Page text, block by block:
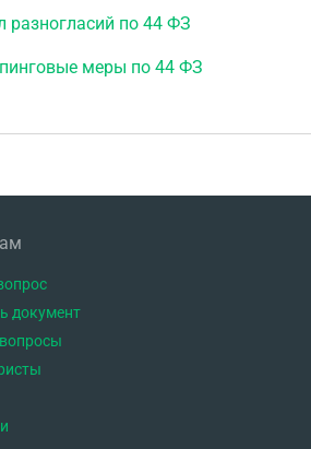
разногласий по 44 ФЗ
меры по 44 ФЗ
документ